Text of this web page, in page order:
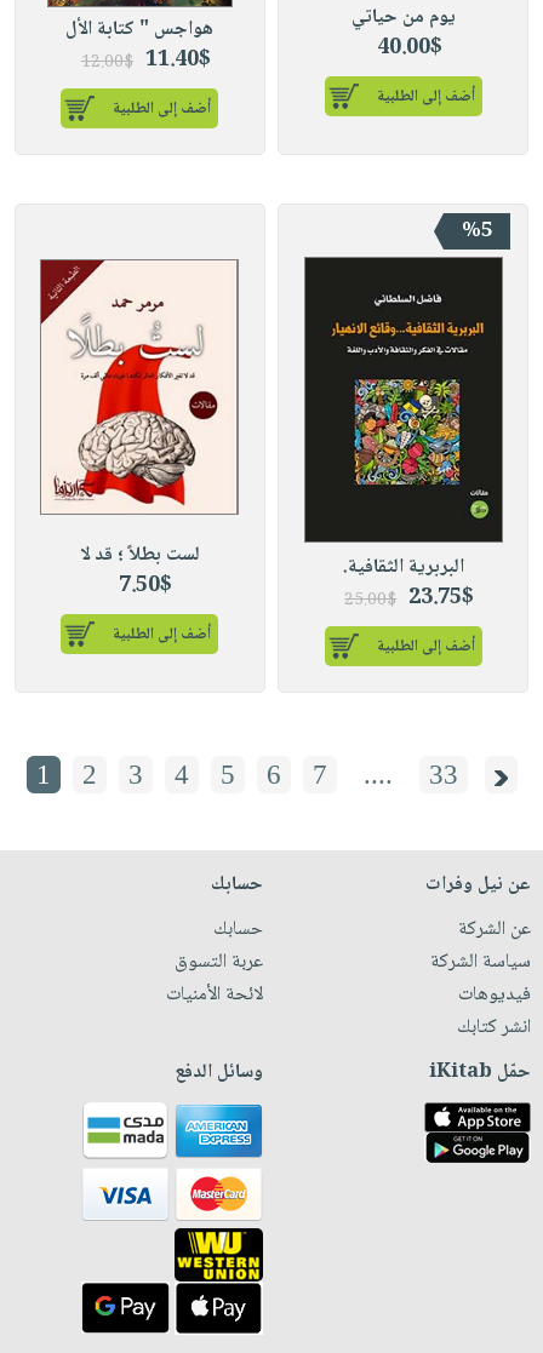
يوم من حياتي
40.00$
أضف إلى الطلبية
هواجس " كتابة الأل
11.40$
12.00$
أضف إلى الطلبية
%5
البربرية الثقافية.
23.75$
25.00$
أضف إلى الطلبية
لست بطلاً ؛ قد لا
7.50$
أضف إلى الطلبية
1 2 3 4 5 6 7 .... 33
عن نيل وفرات
عن الشركة
سياسة الشركة
فيديوهات
انشر كتابك
حسابك
حسابك
عربة التسوق
لائحة الأمنيات
حمّل iKitab وسائل الدفع